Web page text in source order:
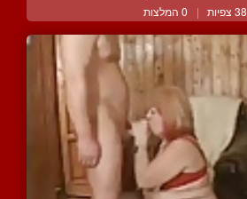
| 0 המלצות